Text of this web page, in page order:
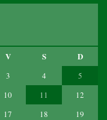
V S D
3 4
5
10 11
12
17 18
19